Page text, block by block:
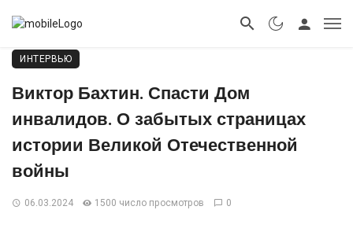
ИНТЕРВЬЮ
Виктор Бахтин. Спасти Дом
инвалидов. О забытых страницах
истории Великой Отечественной
войны
06.03.2024 1500 число просмотров 0